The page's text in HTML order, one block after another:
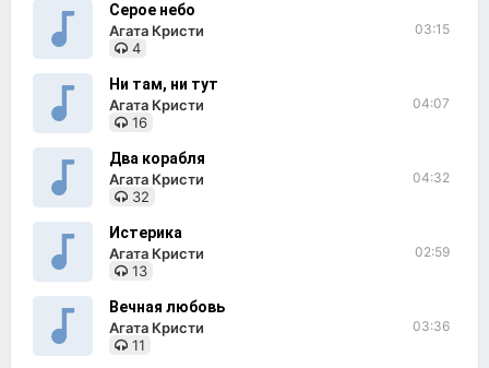
Серое небо
Агата Кристи
4
03:15
Ни там, ни тут
Агата Кристи
16
04:07
Два корабля
Агата Кристи
32
04:32
Истерика
Агата Кристи
13
02:59
Вечная любовь
Агата Кристи
11
03:36